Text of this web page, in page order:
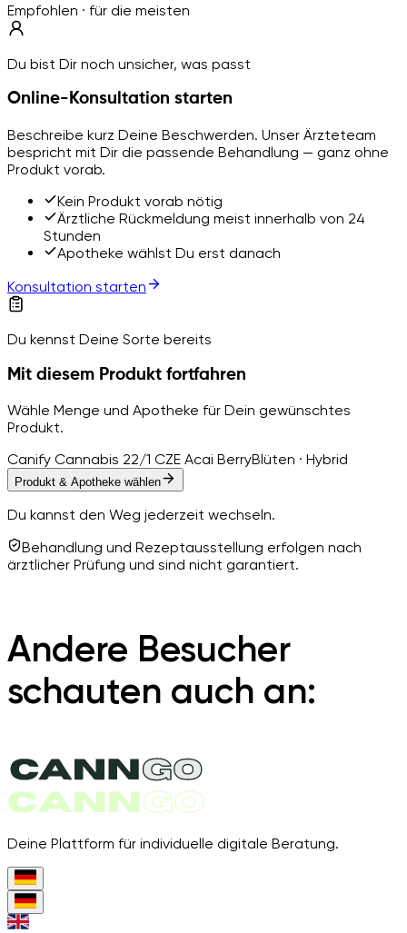
Empfohlen · für die meisten
Du bist Dir noch unsicher, was passt
Online-Konsultation starten
Beschreibe kurz Deine Beschwerden. Unser Ärzteteam
bespricht mit Dir die passende Behandlung — ganz ohne
Produkt vorab.
Kein Produkt vorab nötig
Ärztliche Rückmeldung meist innerhalb von 24
Stunden
Apotheke wählst Du erst danach
Konsultation starten
Du kennst Deine Sorte bereits
Mit diesem Produkt fortfahren
Wähle Menge und Apotheke für Dein gewünschtes
Produkt.
Canify Cannabis 22/1 CZE Acai BerryBlüten · Hybrid
Produkt & Apotheke wählen
Du kannst den Weg jederzeit wechseln.
Behandlung und Rezeptausstellung erfolgen nach
ärztlicher Prüfung und sind nicht garantiert.
Andere Besucher
schauten auch an:
Deine Plattform für individuelle digitale Beratung.